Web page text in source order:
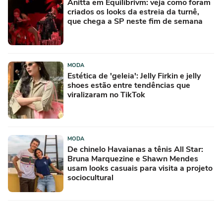
Anitta em Equilibrivm: veja como foram
criados os looks da estreia da turnê,
que chega a SP neste fim de semana
MODA
Estética de 'geleia': Jelly Firkin e jelly
shoes estão entre tendências que
viralizaram no TikTok
MODA
De chinelo Havaianas a tênis All Star:
Bruna Marquezine e Shawn Mendes
usam looks casuais para visita a projeto
sociocultural